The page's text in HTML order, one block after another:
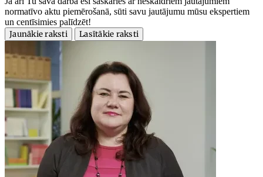
normatīvo aktu piemērošanā, sūti savu jautājumu mūsu ekspertiem
un centīsimies palīdzēt!
Jaunākie raksti
Lasītākie raksti